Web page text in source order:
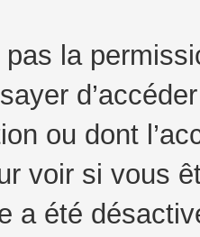
pas la
ou dont
voir si vous
a été